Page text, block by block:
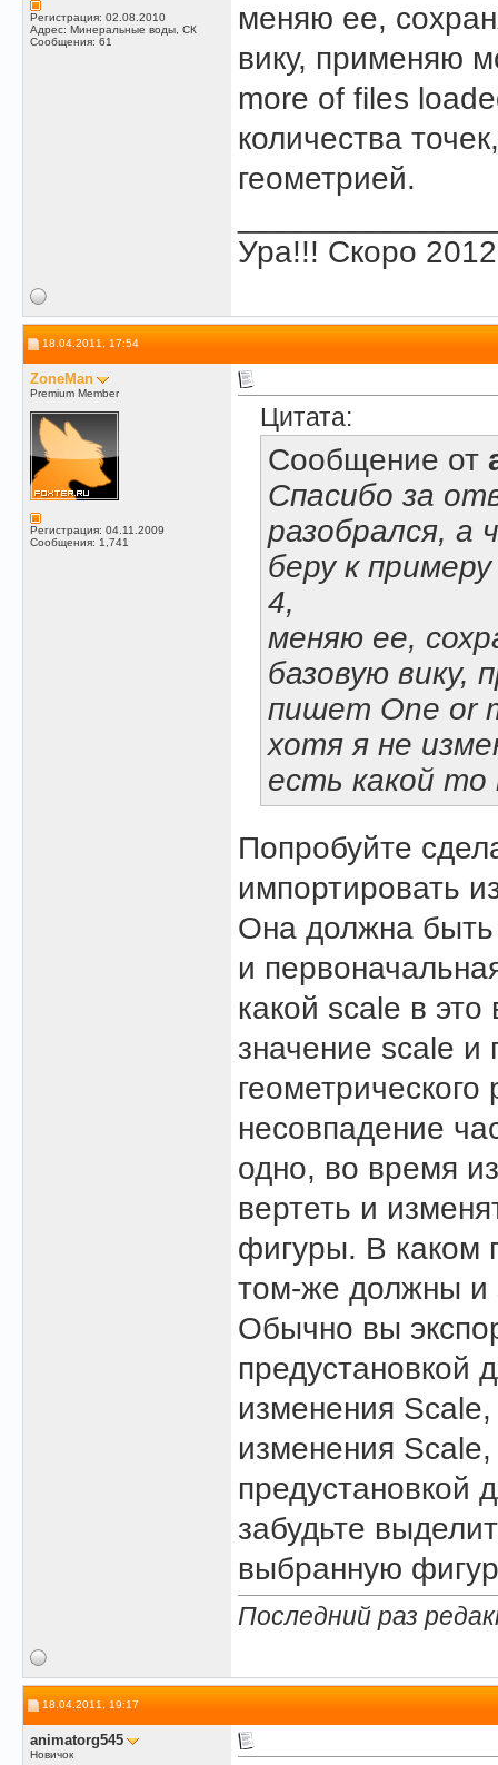
Регистрация: 02.08.2010
Адрес: Минеральные воды, СК
Сообщения: 61
меняю ее,
вику, применяю
more of files
количества
геометрией.
Ура!!! Скоро
18.04.2011, 17:54
ZoneMan
Premium Member
Регистрация: 04.11.2009
Сообщения: 1,741
Цитата:
Сообщение от
Спасибо за
разобрался, а
беру к
4,
меняю ее,
базовую вику,
пишет One or
хотя я не
есть какой то
Попробуйте
импортировать
Она должна
и
какой scale в
значение scale и
несовпадение
одно, во время
вертеть и
фигуры. В каком
том-же должны и
Обычно вы
предустановкой
изменения Scale,
изменения
предустановкой
забудьте
выбранную
Последний раз
18.04.2011, 19:17
animatorg545
Новичок